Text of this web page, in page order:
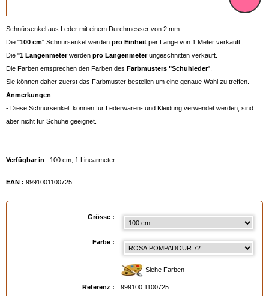
Schnürsenkel aus Leder mit einem Durchmesser von 2 mm.
Die "100 cm" Schnürsenkel werden pro Einheit per Länge von 1 Meter verkauft.
Die "1 Längenmeterwerden pro Längenmeterungeschnitten verkauft.
Die Farben entsprechen den Farben des Farbmusters "Schuhleder".
Sie können daher zuerst das Farbmuster bestellen um eine genaue Wahl zu treffen.
Anmerkungen :
- Diese Schnürsenkel können für Lederwaren- und Kleidung verwendet werden, sind
aber nicht für Schuhe geeignet.
Verfügbar in : 100 cm, 1 Linearmeter
EAN : 9991001100725
Grösse :
Farbe :
Siehe Farben
Referenz :
999100 1100725